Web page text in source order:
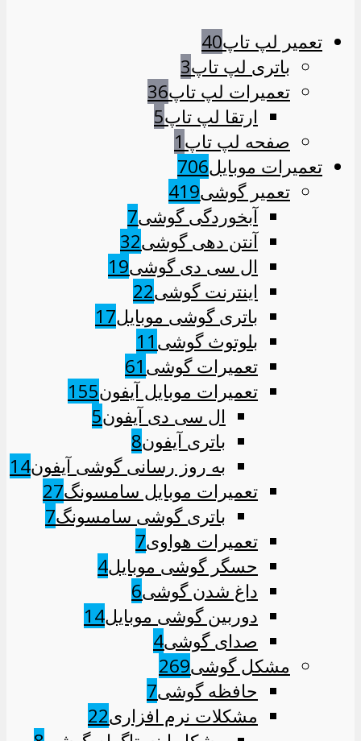
تعمیر لپ تاپ40
باتری لپ تاپ3
تعمیرات لپ تاپ36
ارتقا لپ تاپ5
صفحه لپ تاپ1
تعمیرات موبایل706
تعمیر گوشی419
آبخوردگی گوشی7
آنتن دهی گوشی32
ال سی دی گوشی19
اینترنت گوشی22
باتری گوشی موبایل17
بلوتوث گوشی11
تعمیرات گوشی61
تعمیرات موبایل آیفون155
ال سی دی آیفون5
باتری آیفون8
به روز رسانی گوشی آیفون14
تعمیرات موبایل سامسونگ27
باتری گوشی سامسونگ7
تعمیرات هواوی7
حسگر گوشی موبایل4
داغ شدن گوشی6
دوربین گوشی موبایل14
صدای گوشی4
مشکل گوشی269
حافظه گوشی7
مشکلات نرم افزاری22